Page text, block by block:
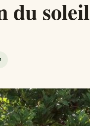
du soleil